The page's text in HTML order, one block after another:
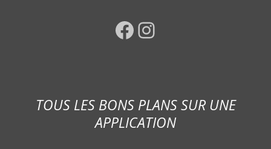
Facebook Instagram
TOUS LES BONS PLANS SUR UNE
APPLICATION